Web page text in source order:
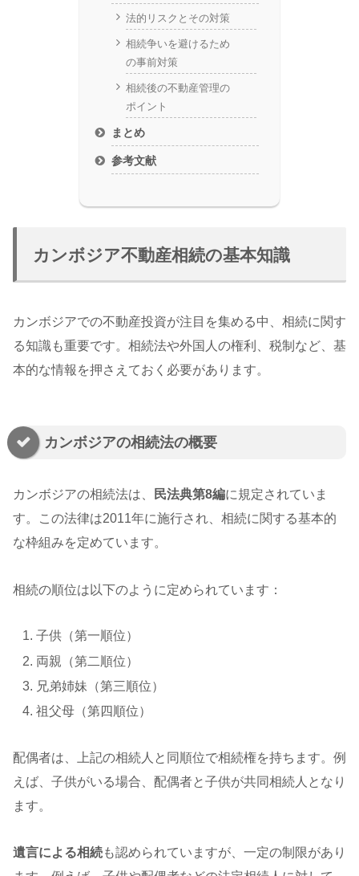
法的リスクとその対策
相続争いを避けるため
の事前対策
相続後の不動産管理の
ポイント
まとめ
参考文献
カンボジア不動産相続の基本知識
カンボジアでの不動産投資が注目を集める中、相続に関す
る知識も重要です。相続法や外国人の権利、税制など、基
本的な情報を押さえておく必要があります。
カンボジアの相続法の概要
カンボジアの相続法は、 民法典第8編に規定されていま
す。この法律は2011年に施行され、相続に関する基本的
な枠組みを定めています。
相続の順位は以下のように定められています：
子供（第一順位）
両親（第二順位）
兄弟姉妹（第三順位）
祖父母（第四順位）
配偶者は、上記の相続人と同順位で相続権を持ちます。例
えば、子供がいる場合、配偶者と子供が共同相続人となり
ます。
遺言による相続も認められていますが、一定の制限があり